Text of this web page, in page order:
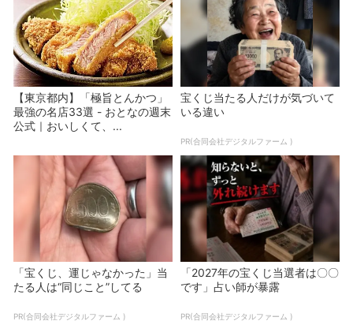
【東京都内】「極旨とんかつ」
最強の名店33選 - おとなの週末
公式｜おいしくて、...
宝くじ当たる人だけが気づいて
いる違い
PR(合同会社デジタルファーム )
「宝くじ、運じゃなかった」当
たる人は“同じこと”してる
PR(合同会社デジタルファーム )
「2027年の宝くじ当選者は〇〇
です」占い師が暴露
PR(合同会社デジタルファーム )